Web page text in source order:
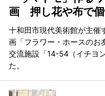
画 押し花や布で個
十和田市現代美術館が主催
画「フラワー・ホースのお
交流施設「14-54（イチヨ
た。